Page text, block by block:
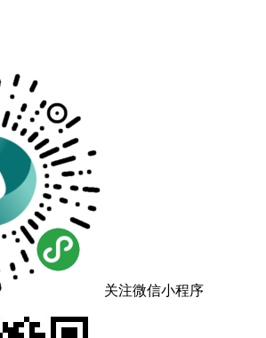
关注微信小程序